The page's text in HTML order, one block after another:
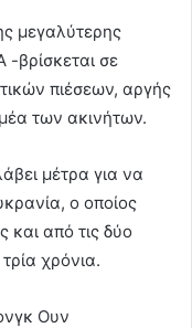
μεγαλύτερης
-βρίσκεται σε
πιέσεων, αργής
των ακινήτων.
μέτρα για να
ο οποίος
και από τις δύο
χρόνια.
Ουν